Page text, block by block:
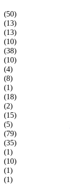
(50)
(13)
(13)
(10)
(38)
(10)
(4)
(8)
(1)
(18)
(2)
(15)
(5)
(79)
(35)
(1)
(10)
(1)
(1)